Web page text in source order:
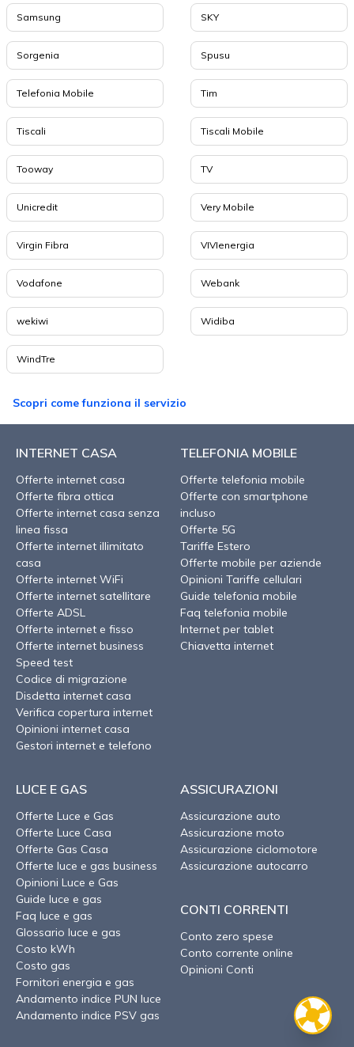
Samsung SKY
Sorgenia Spusu
Telefonia Mobile Tim
Tiscali Tiscali Mobile
Tooway TV
Unicredit Very Mobile
Virgin Fibra VIVIenergia
Vodafone Webank
wekiwi Widiba
WindTre
Scopri come funziona il servizio
INTERNET CASA
Offerte internet casa
Offerte fibra ottica
Offerte internet casa senza
linea fissa
Offerte internet illimitato
casa
Offerte internet WiFi
Offerte internet satellitare
Offerte ADSL
Offerte internet e fisso
Offerte internet business
Speed test
Codice di migrazione
Disdetta internet casa
Verifica copertura internet
Opinioni internet casa
Gestori internet e telefono
TELEFONIA MOBILE
Offerte telefonia mobile
Offerte con smartphone
incluso
Offerte 5G
Tariffe Estero
Offerte mobile per aziende
Opinioni Tariffe cellulari
Guide telefonia mobile
Faq telefonia mobile
Internet per tablet
Chiavetta internet
LUCE E GAS
Offerte Luce e Gas
Offerte Luce Casa
Offerte Gas Casa
Offerte luce e gas business
Opinioni Luce e Gas
Guide luce e gas
Faq luce e gas
Glossario luce e gas
Costo kWh
Costo gas
Fornitori energia e gas
Andamento indice PUN luce
Andamento indice PSV gas
ASSICURAZIONI
Assicurazione auto
Assicurazione moto
Assicurazione ciclomotore
Assicurazione autocarro
CONTI CORRENTI
Conto zero spese
Conto corrente online
Opinioni Conti